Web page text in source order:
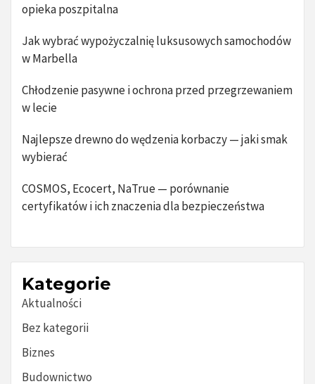
opieka poszpitalna
Jak wybrać wypożyczalnię luksusowych samochodów
w Marbella
Chłodzenie pasywne i ochrona przed przegrzewaniem
w lecie
Najlepsze drewno do wędzenia korbaczy — jaki smak
wybierać
COSMOS, Ecocert, NaTrue — porównanie
certyfikatów i ich znaczenia dla bezpieczeństwa
Kategorie
Aktualności
Bez kategorii
Biznes
Budownictwo